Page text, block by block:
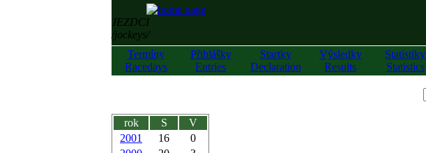
JEZDCI
/jockeys/
Termíny
Racedays
Přihlášky
Entries
Startky
Declaration
Výsledky
Results
Statistiky
Statistics
rok S
V
2001
16
0